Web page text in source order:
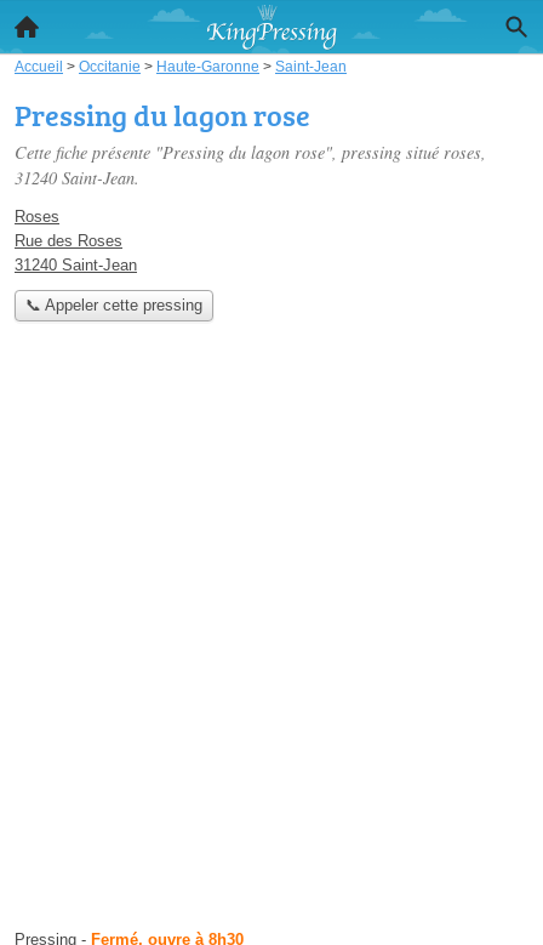
Accueil > Occitanie > Haute-Garonne > Saint-Jean
Pressing du lagon rose
Cette fiche présente "Pressing du lagon rose", pressing situé roses,
31240 Saint-Jean.
Roses
Rue des Roses
31240 Saint-Jean
📞 Appeler cette pressing
Pressing - Fermé, ouvre à 8h30